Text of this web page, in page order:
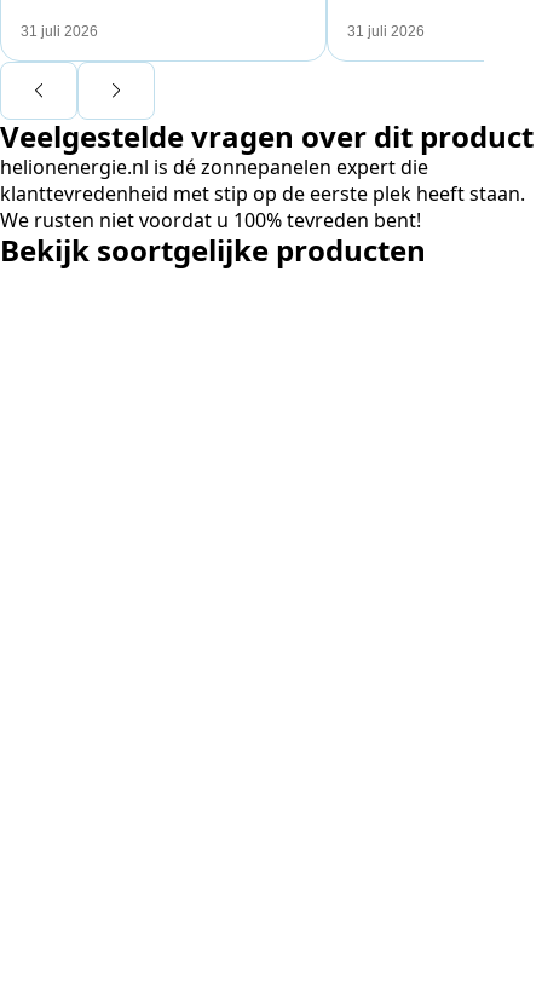
Ook de nazorg is uitgebreid.
Voor ondernemers extra interessant:
capaciteitsprobleem. Een zwaardere
aansluiting via de netbeheerder
betekende een fors bedrag, wachttijd
en hoger vastrecht. Via Helion
bereikten we hetzelfde voor een
kwart van die kosten, plus
31 juli 2026 31 juli 2026
Veelgestelde vragen over dit product
helionenergie.nl is dé zonnepanelen expert die
klanttevredenheid met stip op de eerste plek heeft staan.
We rusten niet voordat u 100% tevreden bent!
Bekijk soortgelijke producten